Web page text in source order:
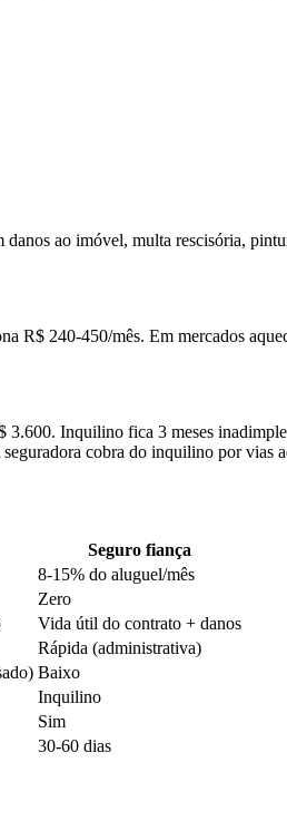
ao imóvel, multa rescisória,
240-450/mês. Em mercados
Inquilino fica 3 meses
cobra do inquilino por vias
Seguro fiança
8-15% do aluguel/mês
Zero
Vida útil do contrato + danos
Rápida (administrativa)
Baixo
Inquilino
Sim
30-60 dias